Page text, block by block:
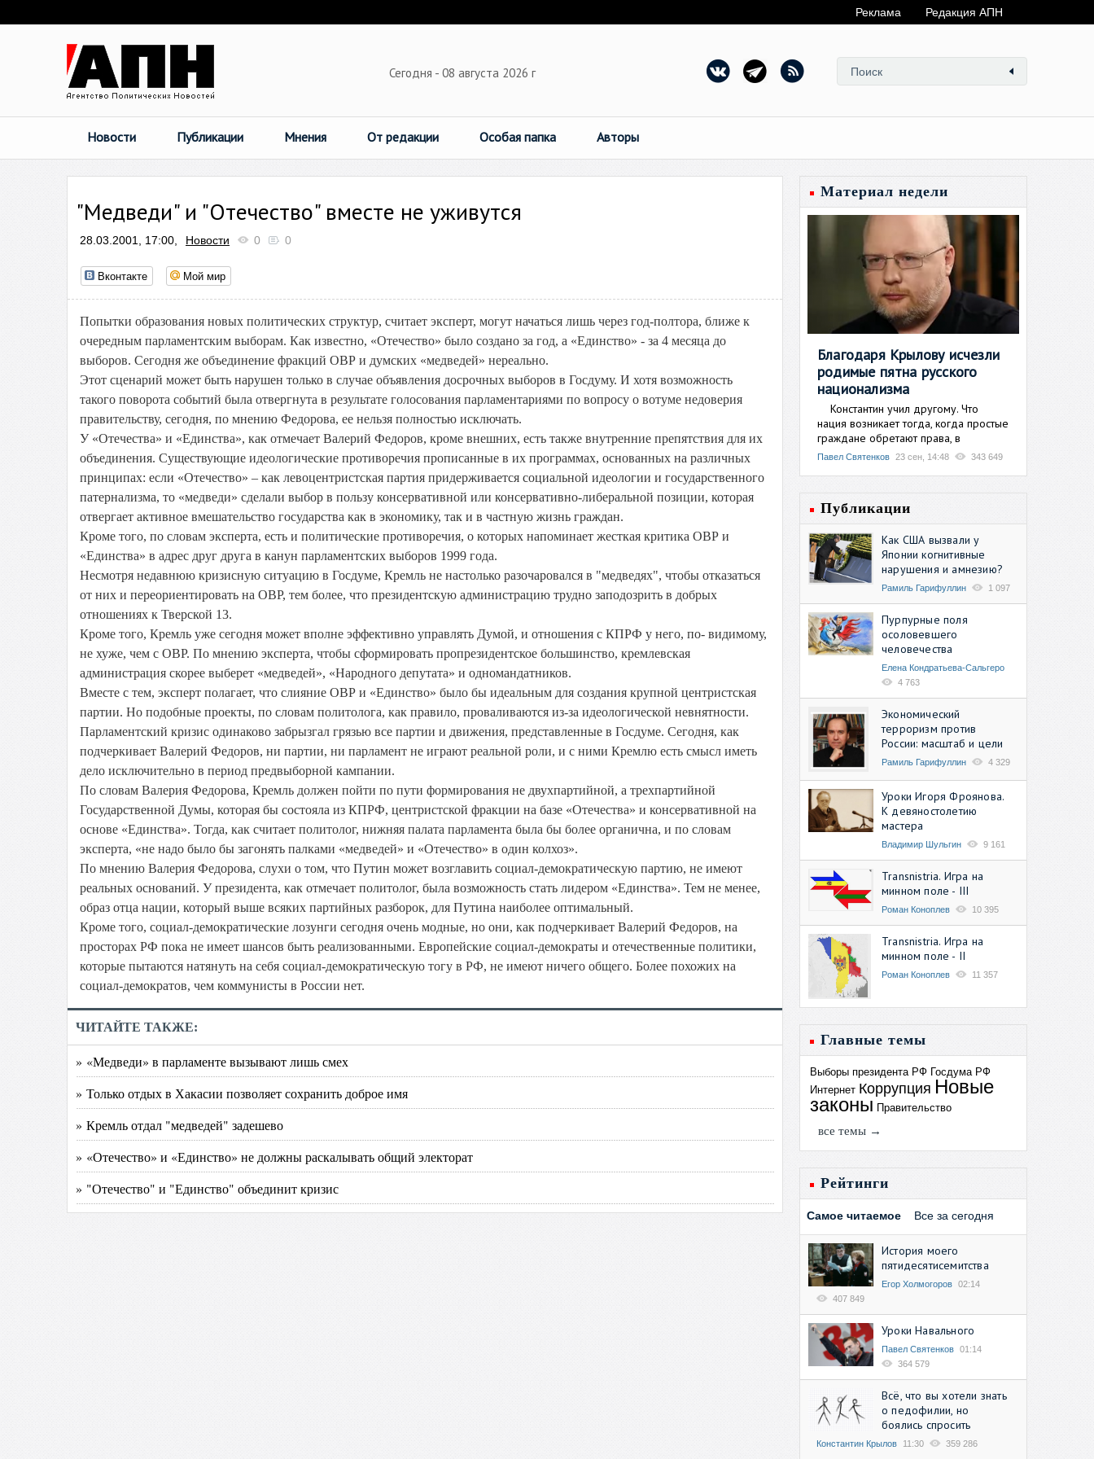
Реклама Редакция АПН
Сегодня - 08 августа 2026 г
Новости Публикации Мнения От редакции Особая папка Авторы
"Медведи" и "Отечество" вместе не уживутся
28.03.2001, 17:00, Новости 0 0
Вконтакте Мой мир
Попытки образования новых политических структур, считает эксперт, могут начаться лишь через год-полтора, ближе к
очередным парламентским выборам. Как известно, «Отечество» было создано за год, а «Единство» - за 4 месяца до
выборов. Сегодня же объединение фракций ОВР и думских «медведей» нереально.
Этот сценарий может быть нарушен только в случае объявления досрочных выборов в Госдуму. И хотя возможность
такого поворота событий была отвергнута в результате голосования парламентариями по вопросу о вотуме недоверия
правительству, сегодня, по мнению Федорова, ее нельзя полностью исключать.
У «Отечества» и «Единства», как отмечает Валерий Федоров, кроме внешних, есть также внутренние препятствия для их
объединения. Существующие идеологические противоречия прописанные в их программах, основанных на различных
принципах: если «Отечество» – как левоцентристская партия придерживается социальной идеологии и государственного
патернализма, то «медведи» сделали выбор в пользу консервативной или консервативно-либеральной позиции, которая
отвергает активное вмешательство государства как в экономику, так и в частную жизнь граждан.
Кроме того, по словам эксперта, есть и политические противоречия, о которых напоминает жесткая критика ОВР и
«Единства» в адрес друг друга в канун парламентских выборов 1999 года.
Несмотря недавнюю кризисную ситуацию в Госдуме, Кремль не настолько разочаровался в "медведях", чтобы отказаться
от них и переориентировать на ОВР, тем более, что президентскую администрацию трудно заподозрить в добрых
отношениях к Тверской 13.
Кроме того, Кремль уже сегодня может вполне эффективно управлять Думой, и отношения с КПРФ у него, по- видимому,
не хуже, чем с ОВР. По мнению эксперта, чтобы сформировать пропрезидентское большинство, кремлевская
администрация скорее выберет «медведей», «Народного депутата» и одномандатников.
Вместе с тем, эксперт полагает, что слияние ОВР и «Единство» было бы идеальным для создания крупной центристская
партии. Но подобные проекты, по словам политолога, как правило, проваливаются из-за идеологической невнятности.
Парламентский кризис одинаково забрызгал грязью все партии и движения, представленные в Госдуме. Сегодня, как
подчеркивает Валерий Федоров, ни партии, ни парламент не играют реальной роли, и с ними Кремлю есть смысл иметь
дело исключительно в период предвыборной кампании.
По словам Валерия Федорова, Кремль должен пойти по пути формирования не двухпартийной, а трехпартийной
Государственной Думы, которая бы состояла из КПРФ, центристской фракции на базе «Отечества» и консервативной на
основе «Единства». Тогда, как считает политолог, нижняя палата парламента была бы более органична, и по словам
эксперта, «не надо было бы загонять палками «медведей» и «Отечество» в один колхоз».
По мнению Валерия Федорова, слухи о том, что Путин может возглавить социал-демократическую партию, не имеют
реальных оснований. У президента, как отмечает политолог, была возможность стать лидером «Единства». Тем не менее,
образ отца нации, который выше всяких партийных разборок, для Путина наиболее оптимальный.
Кроме того, социал-демократические лозунги сегодня очень модные, но они, как подчеркивает Валерий Федоров, на
просторах РФ пока не имеет шансов быть реализованными. Европейские социал-демократы и отечественные политики,
которые пытаются натянуть на себя социал-демократическую тогу в РФ, не имеют ничего общего. Более похожих на
социал-демократов, чем коммунисты в России нет.
ЧИТАЙТЕ ТАКЖЕ:
» «Медведи» в парламенте вызывают лишь смех
» Только отдых в Хакасии позволяет сохранить доброе имя
» Кремль отдал "медведей" задешево
» «Отечество» и «Единство» не должны раскалывать общий электорат
» "Отечество" и "Единство" объединит кризис
Материал недели
Благодаря Крылову исчезли
родимые пятна русского
национализма
Константин учил другому. Что
нация возникает тогда, когда простые
граждане обретают права, в
Павел Святенков 23 сен, 14:48 343 649
Публикации
Как США вызвали у
Японии когнитивные
нарушения и амнезию?
Рамиль Гарифуллин 1 097
Пурпурные поля
осоловевшего
человечества
Елена Кондратьева-Сальгеро
4 763
Экономический
терроризм против
России: масштаб и цели
Рамиль Гарифуллин 4 329
Уроки Игоря Фроянова.
К девяностолетию
мастера
Владимир Шульгин 9 161
Transnistria. Игра на
минном поле - III
Роман Коноплев 10 395
Transnistria. Игра на
минном поле - II
Роман Коноплев 11 357
Главные темы
Выборы президента РФ Госдума РФ
Интернет Коррупция Новые
законы Правительство
все темы →
Рейтинги
Самое читаемое Все за сегодня
История моего
пятидесятисемитства
Егор Холмогоров 02:14
407 849
Уроки Навального
Павел Святенков 01:14
364 579
Всё, что вы хотели знать
о педофилии, но
боялись спросить
Константин Крылов 11:30 359 286